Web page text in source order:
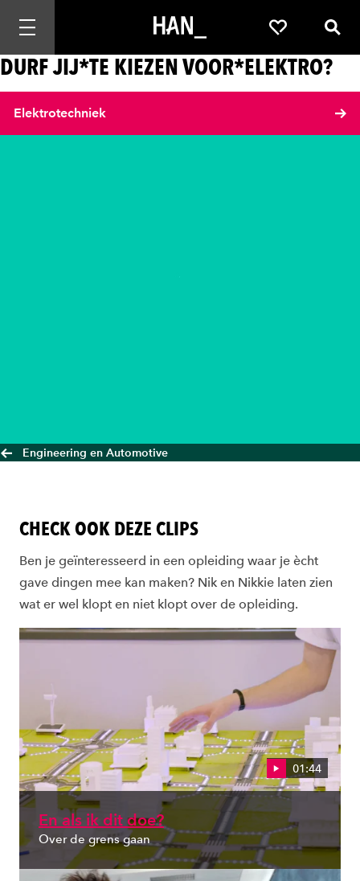
Mobiele navigatie openen Favorieten
DURF JIJ*TE KIEZEN VOOR*ELEKTRO?
Elektrotechniek
Engineering en Automotive
CHECK OOK DEZE CLIPS
Ben je geïnteresseerd in een opleiding waar je ècht
gave dingen mee kan maken? Nik en Nikkie laten zien
wat er wel klopt en niet klopt over de opleiding.
En als ik dit doe?
Over de grens gaan
01:44